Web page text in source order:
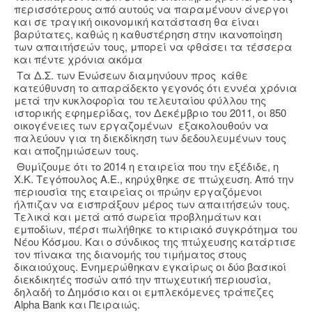
περισσότερους από αυτούς να παραμένουν άνεργοι
και σε τραγική οικονομική κατάσταση θα είναι
βαρύτατες, καθώς η καθυστέρηση στην ικανοποίηση
των απαιτήσεών τους, μπορεί να φθάσει τα τέσσερα
και πέντε χρόνια ακόμα
Τα Δ.Σ. των Ενώσεων διαμηνύουν προς κάθε
κατεύθυνση το απαράδεκτο γεγονός ότι εννέα χρόνια
μετά την κυκλοφορία του τελευταίου φύλλου της
ιστορικής εφημερίδας, τον Δεκέμβριο του 2011, οι 850
οικογένειες των εργαζομένων εξακολουθούν να
παλεύουν για τη διεκδίκηση των δεδουλευμένων τους
και αποζημιώσεων τους.
Θυμίζουμε ότι το 2014 η εταιρεία που την εξέδιδε, η
Χ.Κ. Τεγόπουλος Α.Ε., κηρύχθηκε σε πτώχευση. Από την
περιουσία της εταιρείας οι πρώην εργαζόμενοι
ήλπιζαν να εισπράξουν μέρος των απαιτήσεών τους.
Τελικά και μετά από σωρεία προβλημάτων και
εμποδίων, πέρσι πωλήθηκε το κτιριακό συγκρότημα του
Νέου Κόσμου. Και ο σύνδικος της πτώχευσης κατάρτισε
τον πίνακα της διανομής του τιμήματος στους
δικαιούχους. Ενημερώθηκαν εγκαίρως οι δύο βασικοί
διεκδικητές ποσών από την πτωχευτική περιουσία,
δηλαδή το Δημόσιο και οι εμπλεκόμενες τράπεζες
Alpha Bank και Πειραιώς.